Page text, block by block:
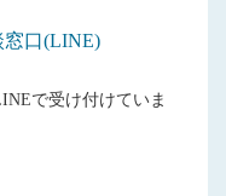
口(LINE)
で受け付けていま